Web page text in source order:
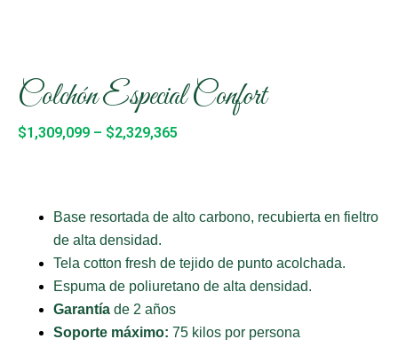
Colchón Especial Confort
$1,309,099 – $2,329,365
Base resortada de alto carbono, recubierta en fieltro
de alta densidad.
Tela cotton fresh de tejido de punto acolchada.
Espuma de poliuretano de alta densidad.
Garantía de 2 años
Soporte máximo: 75 kilos por persona